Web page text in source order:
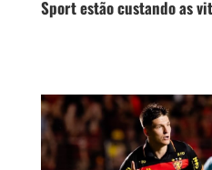
Sport estão custando as